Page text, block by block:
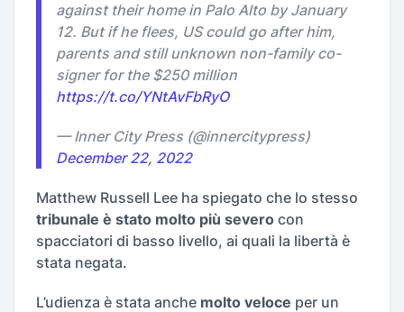
against their home in Palo Alto by January
12. But if he flees, US could go after him,
parents and still unknown non-family co-
signer for the $250 million
https://t.co/YNtAvFbRyO
— Inner City Press (@innercitypress)
December 22, 2022
Matthew Russell Lee ha spiegato che lo stesso
tribunale è stato molto più severo con
spacciatori di basso livello, ai quali la libertà è
stata negata.
L’udienza è stata anche molto veloce per un